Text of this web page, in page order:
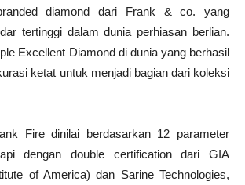
diamond dari Frank & co. yang
tertinggi dalam dunia perhiasan berlian.
Excellent Diamond di dunia yang berhasil
ketat untuk menjadi bagian dari koleksi
Fire dinilai berdasarkan 12 parameter
dengan double certification dari GIA
of America) dan Sarine Technologies,